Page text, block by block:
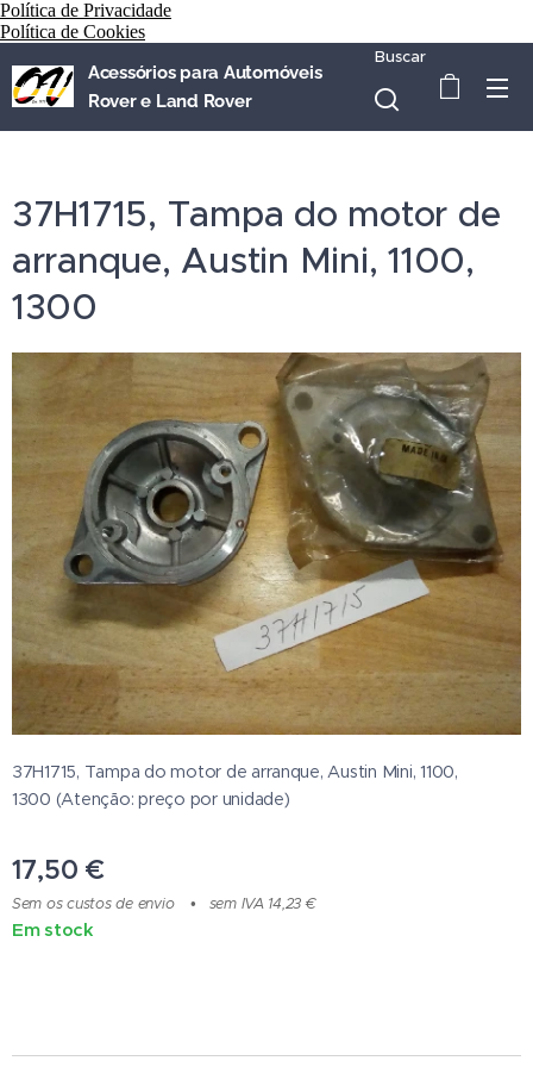
Política de Privacidade
Política de Cookies
Acessórios para Automóveis
Rover e Land Rover
Buscar
37H1715, Tampa do motor de
arranque, Austin Mini, 1100,
1300
37H1715, Tampa do motor de arranque, Austin Mini, 1100,
1300 (Atenção: preço por unidade)
17,50 €
Sem os custos de envio sem IVA 14,23 €
Em stock